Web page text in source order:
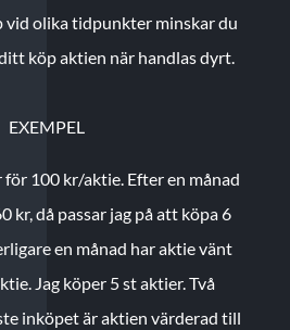
vid olika tidpunkter minskar du
köp aktien när handlas dyrt.
EXEMPEL
för 100 kr/aktie. Efter en månad
kr, då passar jag på att köpa 6
en månad har aktie vänt
Jag köper 5 st aktier.Två
inköpet är aktien värderad till